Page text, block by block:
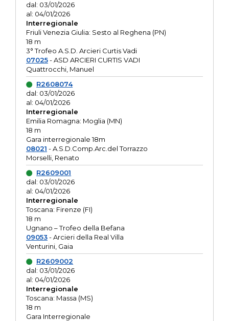
dal: 03/01/2026
al: 04/01/2026
Interregionale
Friuli Venezia Giulia: Sesto al Reghena (PN)
18 m
3° Trofeo A.S.D. Arcieri Curtis Vadi
07025- ASD ARCIERI CURTIS VADI
Quattrocchi, Manuel
R2608074
dal: 03/01/2026
al: 04/01/2026
Interregionale
Emilia Romagna: Moglia (MN)
18 m
Gara interregionale 18m
08021 - A.S.D.Comp.Arc.del Torrazzo
Morselli, Renato
R2609001
dal: 03/01/2026
al: 04/01/2026
Interregionale
Toscana: Firenze (FI)
18 m
Ugnano – Trofeo della Befana
09053- Arcieri della Real Villa
Venturini, Gaia
R2609002
dal: 03/01/2026
al: 04/01/2026
Interregionale
Toscana: Massa (MS)
18 m
Gara Interregionale